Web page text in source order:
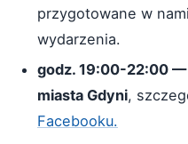
przygotowane w
wydarzenia.
godz. 19:00-22:00 —
miasta Gdyni,
Facebooku.